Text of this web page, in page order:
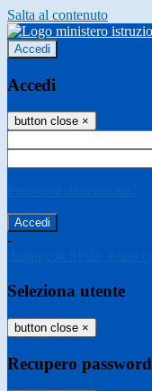
Salta al contenuto
Accedi
Accedi
button close ×
-
Seleziona utente
button close ×
Recupero password